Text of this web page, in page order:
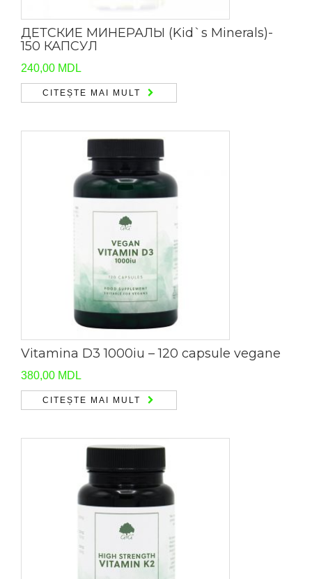
ДЕТСКИЕ МИНЕРАЛЫ (Kid`s Minerals)-
150 КАПСУЛ
240,00 MDL
CITEȘTE MAI MULT
Vitamina D3 1000iu – 120 capsule vegane
380,00 MDL
CITEȘTE MAI MULT